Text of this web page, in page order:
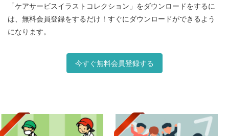
「ケアサービスイラストコレクション」をダウンロードをするに
は、無料会員登録をするだけ！すぐにダウンロードができるよう
になります。
今すぐ無料会員登録する